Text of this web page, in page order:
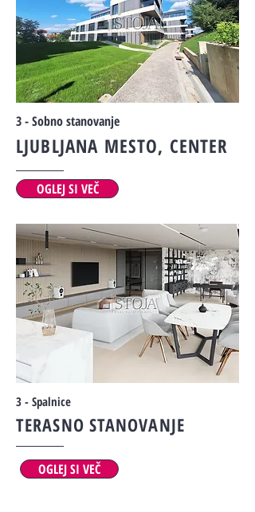
3 - Sobno stanovanje
LJUBLJANA MESTO, CENTER
OGLEJ SI VEČ
3 - Spalnice
TERASNO STANOVANJE
OGLEJ SI VEČ